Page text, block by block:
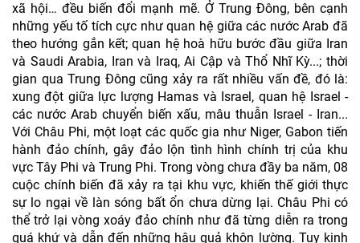
xã hội… đều biến đổi mạnh mẽ. Ở Trung Đông, bên cạnh
những yếu tố tích cực như quan hệ giữa các nước Arab đã
theo hướng gắn kết; quan hệ hoà hữu bước đầu giữa Iran
và Saudi Arabia, Iran và Iraq, Ai Cập và Thổ Nhĩ Kỳ...; thời
gian qua Trung Đông cũng xảy ra rất nhiều vấn đề, đó là:
xung đột giữa lực lượng Hamas và Israel, quan hệ Israel -
các nước Arab chuyển biến xấu, mâu thuẫn Israel - Iran...
Với Châu Phi, một loạt các quốc gia như Niger, Gabon tiến
hành đảo chính, gây đảo lộn tình hình chính trị của khu
vực Tây Phi và Trung Phi. Trong vòng chưa đầy ba năm, 08
cuộc chính biến đã xảy ra tại khu vực, khiến thế giới thực
sự lo ngại về làn sóng bất ổn chưa dừng lại. Châu Phi có
thể trở lại vòng xoáy đảo chính như đã từng diễn ra trong
quá khứ và dẫn đến những hậu quả khôn lường. Tuy kinh